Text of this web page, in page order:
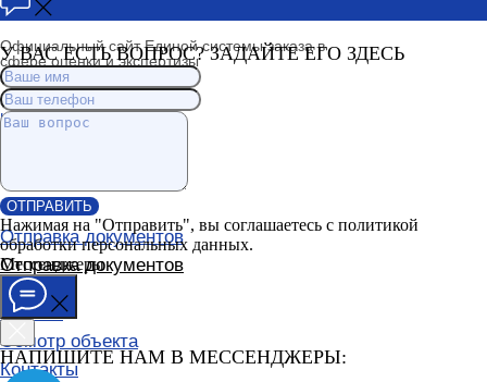
Официальный сайт Единой системы заказа в
сфере оценки и экспертизы
Чувашия
Отправка документов
Отправка документов
Оплата
Осмотр объекта
Контакты
У ВАС ЕСТЬ ВОПРОС? ЗАДАЙТЕ ЕГО ЗДЕСЬ
ОТПРАВИТЬ
Нажимая на "Отправить", вы соглашаетесь с политикой
обработки персональных данных.
Мессенджеры
НАПИШИТЕ НАМ В МЕССЕНДЖЕРЫ: